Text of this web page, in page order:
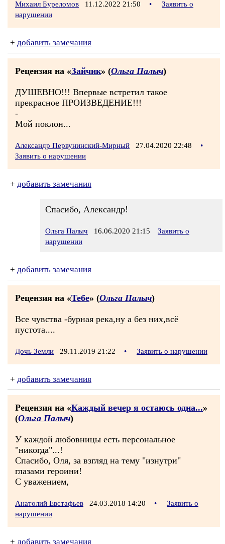
Михаил Буреломов 11.12.2022 21:50 •
Заявить о
нарушении
+ добавить замечания
Рецензия на «Зайчик» (Ольга Палыч)
ДУШЕВНО!!! Впервые встретил такое
прекрасное ПРОИЗВЕДЕНИЕ!!!
-
Мой поклон...
Александр Первунинский-Мирный 27.04.2020 22:48
•
Заявить о нарушении
+ добавить замечания
Спасибо, Александр!
Ольга Палыч 16.06.2020 21:15
Заявить о
нарушении
+ добавить замечания
Рецензия на «Тебе» (Ольга Палыч)
Все чувства -бурная река,ну а без них,всё
пустота....
Дочь Земли 29.11.2019 21:22 • Заявить о нарушении
+ добавить замечания
Рецензия на «Каждый вечер я остаюсь одна...»
(Ольга Палыч)
У каждой любовницы есть персональное
"никогда"...!
Спасибо, Оля, за взгляд на тему "изнутри"
глазами героини!
С уважением,
Анатолий Евстафьев 24.03.2018 14:20 •
Заявить о
нарушении
+ добавить замечания